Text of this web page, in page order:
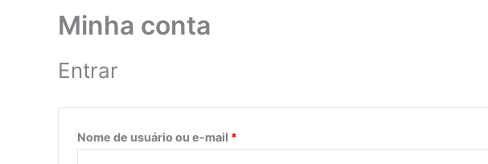
Minha conta
Entrar
Nome de usuário ou e-mail *